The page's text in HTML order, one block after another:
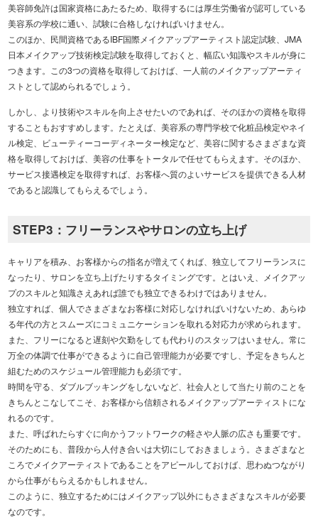
美容師免許は国家資格にあたるため、取得するには厚生労働省が認可している
美容系の学校に通い、試験に合格しなければいけません。
このほか、民間資格であるIBF国際メイクアップアーティスト認定試験、JMA
日本メイクアップ技術検定試験を取得しておくと、幅広い知識やスキルが身に
つきます。この3つの資格を取得しておけば、一人前のメイクアップアーティ
ストとして認められるでしょう。
しかし、より技術やスキルを向上させたいのであれば、そのほかの資格を取得
することもおすすめします。たとえば、美容系の専門学校で化粧品検定やネイ
ル検定、ビューティーコーディネーター検定など、美容に関するさまざまな資
格を取得しておけば、美容の仕事をトータルで任せてもらえます。そのほか、
サービス接遇検定を取得すれば、お客様へ質のよいサービスを提供できる人材
であると認識してもらえるでしょう。
STEP3：フリーランスやサロンの立ち上げ
キャリアを積み、お客様からの指名が増えてくれば、独立してフリーランスに
なったり、サロンを立ち上げたりするタイミングです。とはいえ、メイクアッ
プのスキルと知識さえあれば誰でも独立できるわけではありません。
独立すれば、個人でさまざまなお客様に対応しなければいけないため、あらゆ
る年代の方とスムーズにコミュニケーションを取れる対応力が求められます。
また、フリーになると遅刻や欠勤をしても代わりのスタッフはいません。常に
万全の体調で仕事ができるように自己管理能力が必要ですし、予定をきちんと
組むためのスケジュール管理能力も必須です。
時間を守る、ダブルブッキングをしないなど、社会人として当たり前のことを
きちんとこなしてこそ、お客様から信頼されるメイクアップアーティストにな
れるのです。
また、呼ばれたらすぐに向かうフットワークの軽さや人脈の広さも重要です。
そのためにも、普段から人付き合いは大切にしておきましょう。さまざまなと
ころでメイクアーティストであることをアピールしておけば、思わぬつながり
から仕事がもらえるかもしれません。
このように、独立するためにはメイクアップ以外にもさまざまなスキルが必要
なのです。